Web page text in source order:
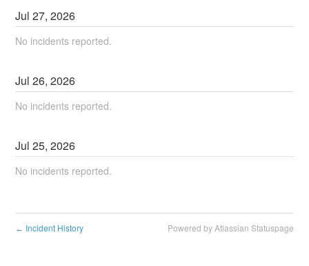
Jul27,2026
No incidents reported.
Jul26,2026
No incidents reported.
Jul25,2026
No incidents reported.
← Incident History Powered by Atlassian Statuspage